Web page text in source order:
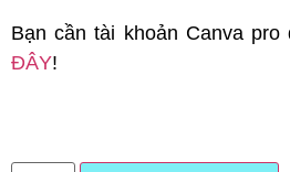
Bạn cần tài khoản Canva
ĐÂY!